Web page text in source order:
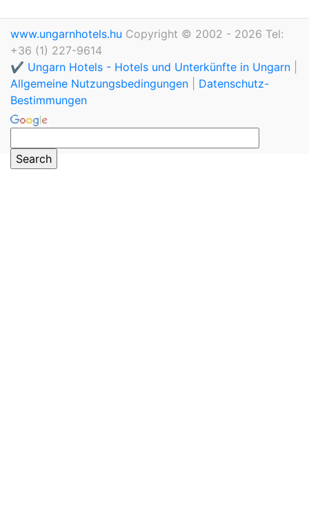
www.ungarnhotels.hu Copyright © 2002 - 2026 Tel:
+36 (1) 227-9614
✔️ Ungarn Hotels - Hotels und Unterkünfte in Ungarn
Allgemeine Nutzungsbedingungen
Datenschutz-
Bestimmungen